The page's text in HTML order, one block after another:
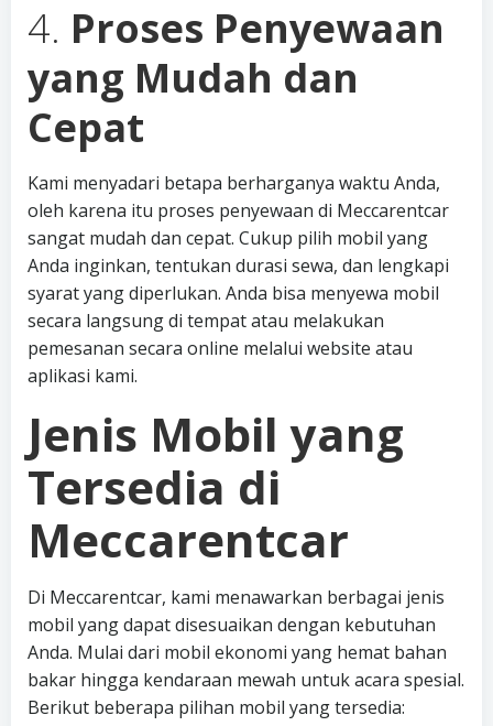
4. Proses Penyewaan
yang Mudah dan
Cepat
Kami menyadari betapa berharganya waktu Anda,
oleh karena itu proses penyewaan di Meccarentcar
sangat mudah dan cepat. Cukup pilih mobil yang
Anda inginkan, tentukan durasi sewa, dan lengkapi
syarat yang diperlukan. Anda bisa menyewa mobil
secara langsung di tempat atau melakukan
pemesanan secara online melalui website atau
aplikasi kami.
Jenis Mobil yang
Tersedia di
Meccarentcar
Di Meccarentcar, kami menawarkan berbagai jenis
mobil yang dapat disesuaikan dengan kebutuhan
Anda. Mulai dari mobil ekonomi yang hemat bahan
bakar hingga kendaraan mewah untuk acara spesial.
Berikut beberapa pilihan mobil yang tersedia: